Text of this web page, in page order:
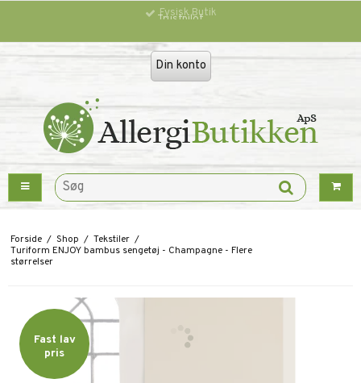
Trustpilot
Din konto
Forside / Shop / Tekstiler /
Turiform ENJOY bambus sengetøj - Champagne - Flere
størrelser
Fast lav
pris